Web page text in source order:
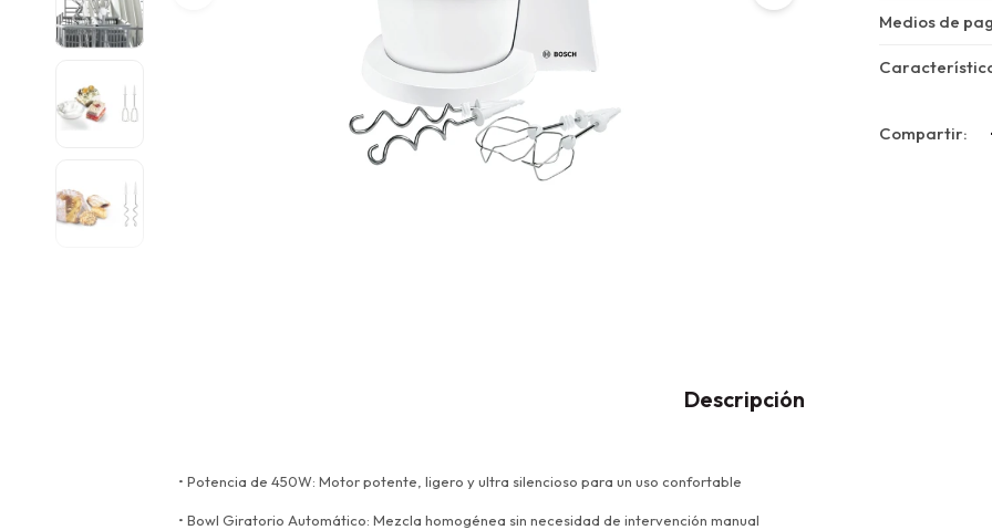
Medios de
Descripción
• Potencia de 450W: Motor potente, ligero y ultra silencioso para un uso confortable
• Bowl Giratorio Automático: Mezcla homogénea sin necesidad de intervención manual